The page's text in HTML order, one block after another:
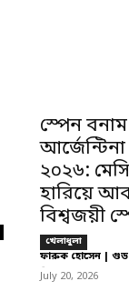
স্পেন বনাম
২০২৬:
হারিয়ে
বিশ্বজয়ী
খেলাধুলা
ফারুক হোসেন | গুড
-
July 20, 2026